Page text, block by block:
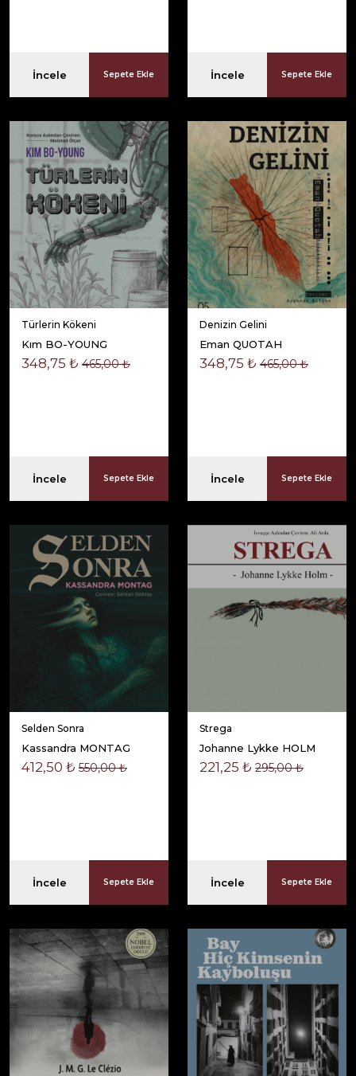
İncele Sepete Ekle İncele Sepete Ekle
Türlerin Kökeni
Kım BO-YOUNG
348,75 ₺ 465,00 ₺
İncele Sepete Ekle
Denizin Gelini
Eman QUOTAH
348,75 ₺ 465,00 ₺
İncele Sepete Ekle
Selden Sonra
Kassandra MONTAG
412,50 ₺ 550,00 ₺
İncele Sepete Ekle
Strega
Johanne Lykke HOLM
221,25 ₺ 295,00 ₺
İncele Sepete Ekle